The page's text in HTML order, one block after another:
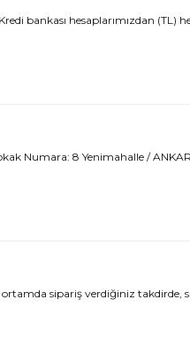
bankası hesaplarımızdan
Numara: 8 Yenimahalle /
sipariş verdiğiniz